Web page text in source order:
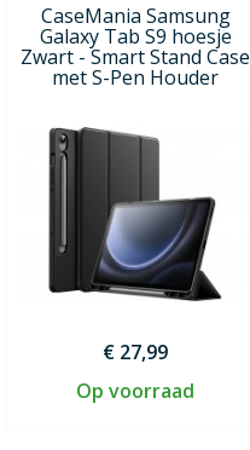
CaseMania Samsung
Galaxy Tab S9 hoesje
Zwart - Smart Stand Case
met S-Pen Houder
€ 27,99
Op voorraad